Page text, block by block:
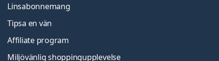
Linsabonnemang
Tipsa en vän
Affiliate program
Miljövänlig shoppingupplevelse